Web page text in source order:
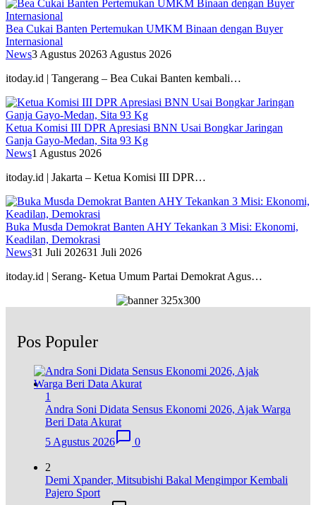
Bea Cukai Banten Pertemukan UMKM Binaan dengan Buyer
Internasional
News3 Agustus 20263 Agustus 2026
itoday.id | Tangerang – Bea Cukai Banten kembali…
Ketua Komisi III DPR Apresiasi BNN Usai Bongkar Jaringan
Ganja Gayo-Medan, Sita 93 Kg
News1 Agustus 2026
itoday.id | Jakarta – Ketua Komisi III DPR…
Buka Musda Demokrat Banten AHY Tekankan 3 Misi: Ekonomi,
Keadilan, Demokrasi
News31 Juli 202631 Juli 2026
itoday.id | Serang- Ketua Umum Partai Demokrat Agus…
Pos Populer
1
Andra Soni Didata Sensus Ekonomi 2026, Ajak Warga
Beri Data Akurat
5 Agustus 2026
0
2
Demi Xpander, Mitsubishi Bakal Mengimpor Kembali
Pajero Sport